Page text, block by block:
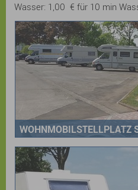
Wasser: 1,00 € für 10 min
WOHNMOBILSTELLPLATZ